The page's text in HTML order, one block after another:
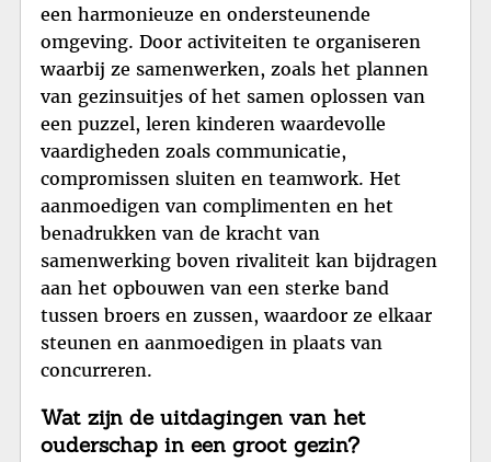
een harmonieuze en ondersteunende
omgeving. Door activiteiten te organiseren
waarbij ze samenwerken, zoals het plannen
van gezinsuitjes of het samen oplossen van
een puzzel, leren kinderen waardevolle
vaardigheden zoals communicatie,
compromissen sluiten en teamwork. Het
aanmoedigen van complimenten en het
benadrukken van de kracht van
samenwerking boven rivaliteit kan bijdragen
aan het opbouwen van een sterke band
tussen broers en zussen, waardoor ze elkaar
steunen en aanmoedigen in plaats van
concurreren.
Wat zijn de uitdagingen van het
ouderschap in een groot gezin?